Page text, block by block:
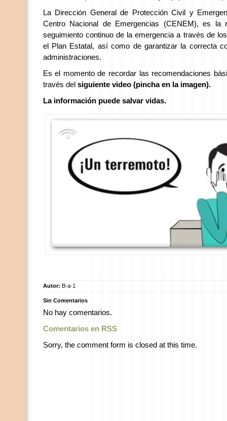
La Dirección General de Protección Civil y
Centro Nacional de Emergencias (CENEM), es la
seguimiento continuo de la emergencia a través de
el Plan Estatal, así como de garantizar la correcta
administraciones.
Es el momento de recordar las recomendaciones
través del siguiente video (pincha en la imagen).
La información puede salvar vidas.
Autor: B-a-1
Sin Comentarios
No hay comentarios.
Comentarios en RSS
Sorry, the comment form is closed at this time.